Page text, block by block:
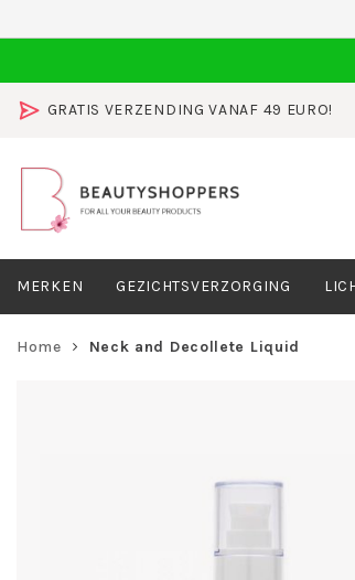
GRATIS VERZENDING VANAF 49 EURO!
MERKEN GEZICHTSVERZORGING
Home Neck and Decollete Liquid